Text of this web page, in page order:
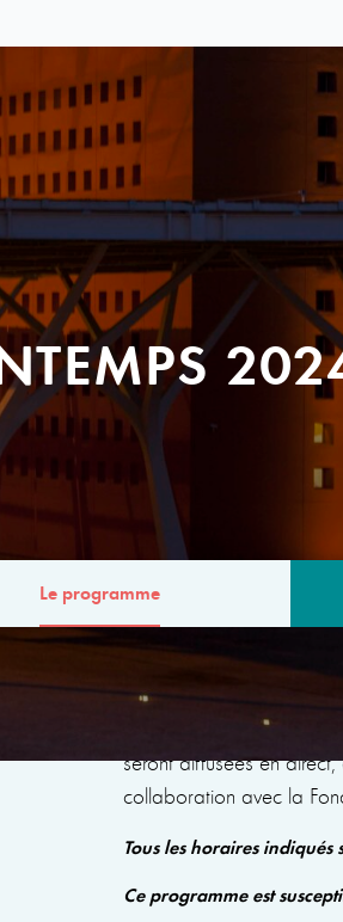
Le programme
Le programme
seront diffusées en
collaboration avec la
Tous les horaires
Ce programme est